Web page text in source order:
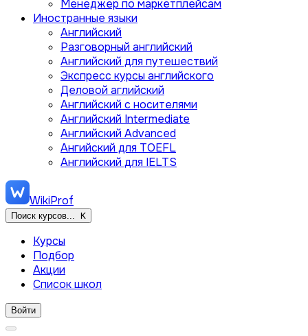
Менеджер по маркетплейсам
Иностранные языки
Английский
Разговорный английский
Английский для путешествий
Экспресс курсы английского
Деловой аглийский
Английский с носителями
Английский Intermediate
Английский Advanced
Ангийский для TOEFL
Английский для IELTS
WikiProf
Поиск курсов... K
Курсы
Подбор
Акции
Список школ
Войти